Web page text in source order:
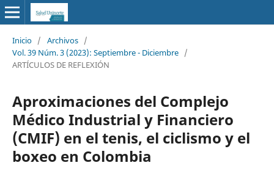
Inicio / Archivos /
Vol. 39 Núm. 3 (2023): Septiembre - Diciembre /
ARTÍCULOS DE REFLEXIÓN
Aproximaciones del Complejo
Médico Industrial y Financiero
(CMIF) en el tenis, el ciclismo y el
boxeo en Colombia